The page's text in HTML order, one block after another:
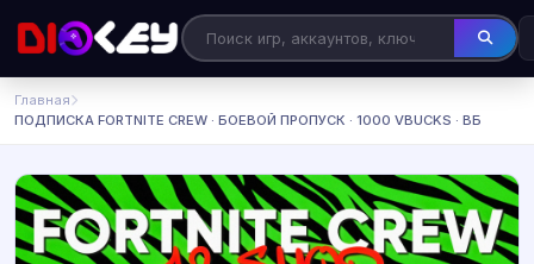
Главная
ПОДПИСКА FORTNITE CREW · БОЕВОЙ ПРОПУСК · 1000 VBUCKS · ВБ